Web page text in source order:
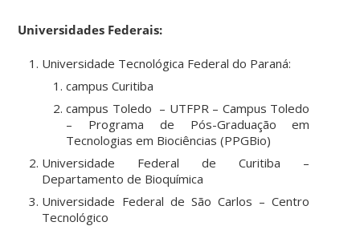
Universidades Federais:
Universidade Tecnológica Federal do Paraná:
campus Curitiba
campus Toledo – UTFPR – Campus Toledo
– Programa de Pós-Graduação em
Tecnologias em Biociências (PPGBio)
Universidade Federal de Curitiba –
Departamento de Bioquímica
Universidade Federal de São Carlos – Centro
Tecnológico